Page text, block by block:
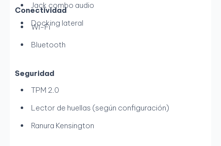
Jack combo audio
Docking lateral
Conectividad
Wi-Fi
Bluetooth
Seguridad
TPM 2.0
Lector de huellas (según configuración)
Ranura Kensington